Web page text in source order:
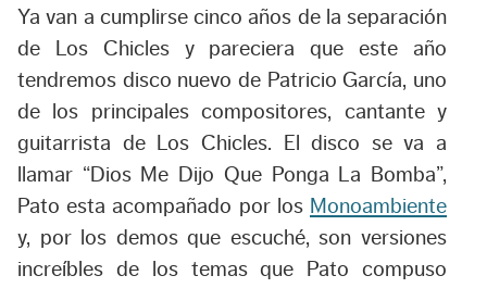
Ya van a cumplirse cinco años de la separación
de Los Chicles y pareciera que este año
tendremos disco nuevo de Patricio García, uno
de los principales compositores, cantante y
guitarrista de Los Chicles. El disco se va a
llamar “Dios Me Dijo Que Ponga La Bomba”,
Pato esta acompañado por los Monoambiente
y, por los demos que escuché, son versiones
increíbles de los temas que Pato compuso